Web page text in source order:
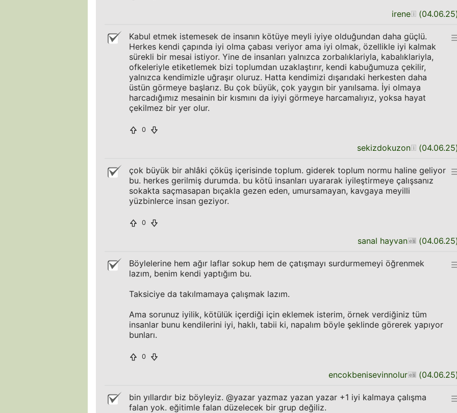
irene (04.06.25
Kabul etmek istemesek de insanın kötüye meyli iyiye olduğundan daha güçlü.
Herkes kendi çapında iyi olma çabası veriyor ama iyi olmak, özellikle iyi kalmak
sürekli bir mesai istiyor. Yine de insanları yalnızca zorbalıklariyla, kabalıklariyla,
ofkeleriyle etiketlemek bizi toplumdan uzaklaştırır, kendi kabuğumuza çekilir,
yalnızca kendimizle uğraşır oluruz. Hatta kendimizi dışarıdaki herkesten daha
üstün görmeye başlarız. Bu çok büyük, çok yaygın bir yanılsama. İyi olmaya
harcadığımız mesainin bir kısmını da iyiyi görmeye harcamalıyız, yoksa hayat
çekilmez bir yer olur.
0
sekizdokuzon (04.06.25
çok büyük bir ahlâki çöküş içerisinde toplum. giderek toplum normu haline geliyor
bu. herkes gerilmiş durumda. bu kötü insanları uyararak iyileştirmeye çalışsanız
sokakta saçmasapan bıçakla gezen eden, umursamayan, kavgaya meyilli
yüzbinlerce insan geziyor.
0
sanal hayvan (04.06.25
Böylelerine hem ağır laflar sokup hem de çatışmayı surdurmemeyi öğrenmek
lazım, benim kendi yaptığım bu.
Taksiciye da takılmamaya çalışmak lazım.
Ama sorunuz iyilik, kötülük içerdiği için eklemek isterim, örnek verdiğiniz tüm
insanlar bunu kendilerini iyi, haklı, tabii ki, napalım böyle şeklinde görerek yapıyor
bunları.
0
encokbenisevinnolur (04.06.25
bin yıllardır biz böyleyiz. @yazar yazmaz yazan yazar +1 iyi kalmaya çalışma
falan yok. eğitimle falan düzelecek bir grup değiliz.